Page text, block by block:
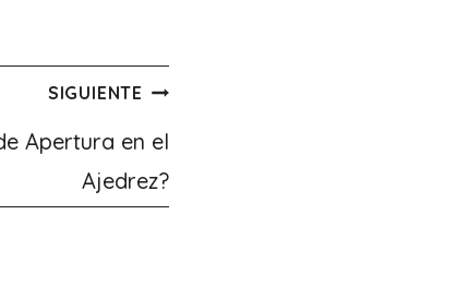
SIGUIENTE
Apertura en el
Ajedrez?